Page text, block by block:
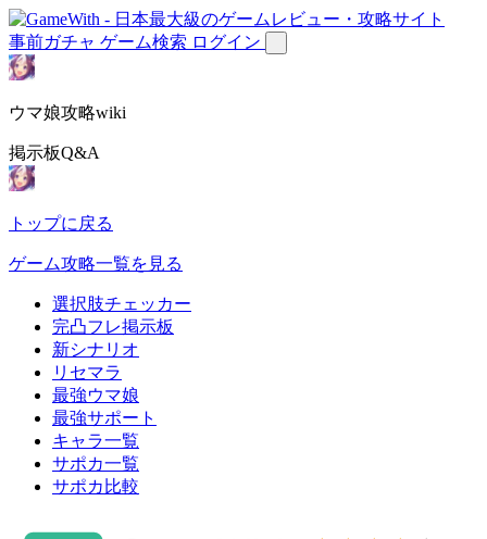
事前ガチャ ゲーム検索 ログイン
ウマ娘攻略wiki
掲示板Q&A
トップに戻る
ゲーム攻略一覧を見る
選択肢チェッカー
完凸フレ掲示板
新シナリオ
リセマラ
最強ウマ娘
最強サポート
キャラ一覧
サポカ一覧
サポカ比較